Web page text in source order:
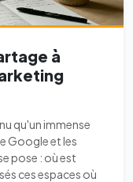
à
qu'un immense
Google et les
pose : où est
ces espaces où